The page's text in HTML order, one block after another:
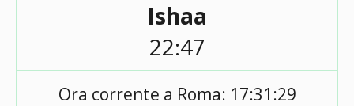
Ishaa
22:47
Ora corrente a Roma: 17:31:29